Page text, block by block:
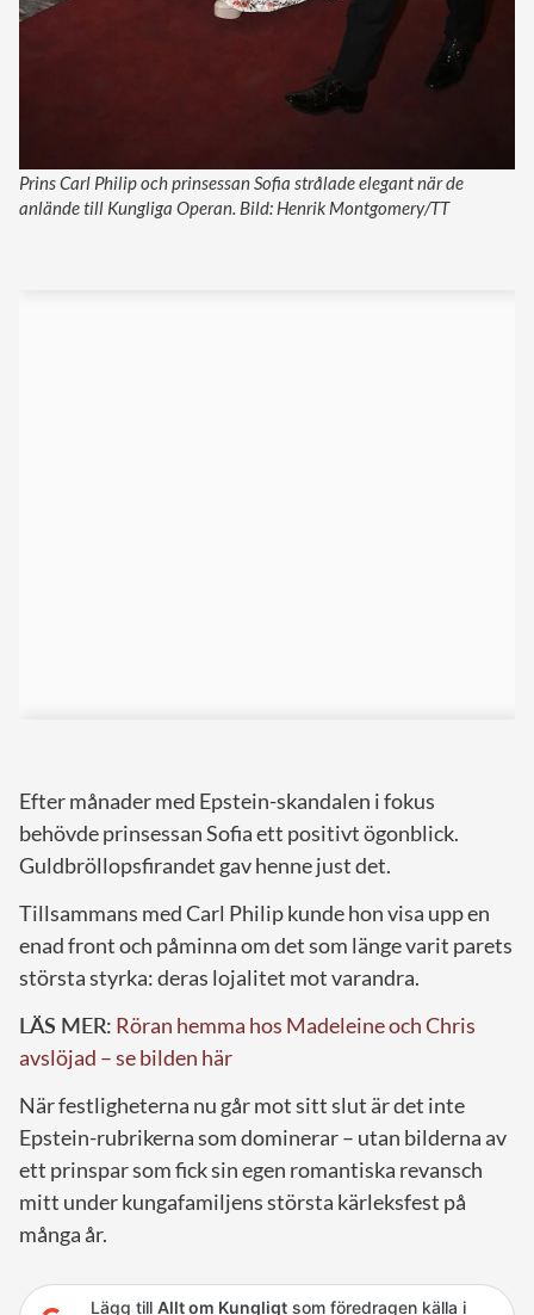
Prins Carl Philip och prinsessan Sofia strålade elegant när de
anlände till Kungliga Operan. Bild: Henrik Montgomery/TT
Efter månader med Epstein-skandalen i fokus
behövde prinsessan Sofia ett positivt ögonblick.
Guldbröllopsfirandet gav henne just det.
Tillsammans med Carl Philip kunde hon visa upp en
enad front och påminna om det som länge varit parets
största styrka: deras lojalitet mot varandra.
LÄS MER: Röran hemma hos Madeleine och Chris
avslöjad – se bilden här
När festligheterna nu går mot sitt slut är det inte
Epstein-rubrikerna som dominerar – utan bilderna av
ett prinspar som fick sin egen romantiska revansch
mitt under kungafamiljens största kärleksfest på
många år.
Lägg till Allt om Kungligtsom föredragen källa i